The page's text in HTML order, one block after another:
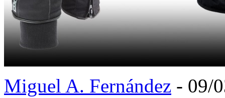
Miguel A. Fernández - 09/